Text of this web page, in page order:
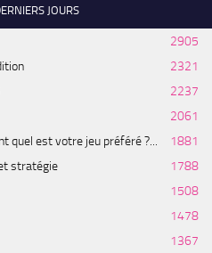
JOURS
2905
2321
2237
2061
quel est votre jeu préféré ?...
1881
stratégie
1788
1508
1478
1367